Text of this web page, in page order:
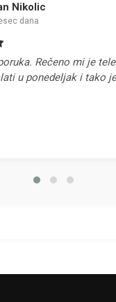
Rečeno mi je
i tako je bilo.